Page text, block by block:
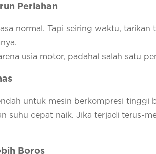
Perlahan
normal. Tapi seiring waktu, tarikan
usia motor, padahal salah satu
untuk mesin berkompresi tinggi
suhu cepat naik. Jika terjadi terus-
Boros